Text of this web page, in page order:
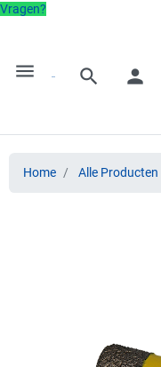
Vragen?
menu search person
Home Alle Producten